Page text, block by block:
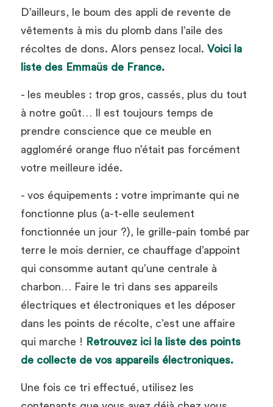
D’ailleurs, le boum des appli de revente de
vêtements à mis du plomb dans l’aile des
récoltes de dons. Alors pensez local. Voici la
liste des Emmaüs de France.
- les meubles : trop gros, cassés, plus du tout
à notre goût… Il est toujours temps de
prendre conscience que ce meuble en
aggloméré orange fluo n’était pas forcément
votre meilleure idée.
- vos équipements : votre imprimante qui ne
fonctionne plus (a-t-elle seulement
fonctionnée un jour ?), le grille-pain tombé par
terre le mois dernier, ce chauffage d’appoint
qui consomme autant qu’une centrale à
charbon… Faire le tri dans ses appareils
électriques et électroniques et les déposer
dans les points de récolte, c’est une affaire
qui marche !
Retrouvez ici la liste des points
de collecte de vos appareils électroniques.
Une fois ce tri effectué, utilisez les